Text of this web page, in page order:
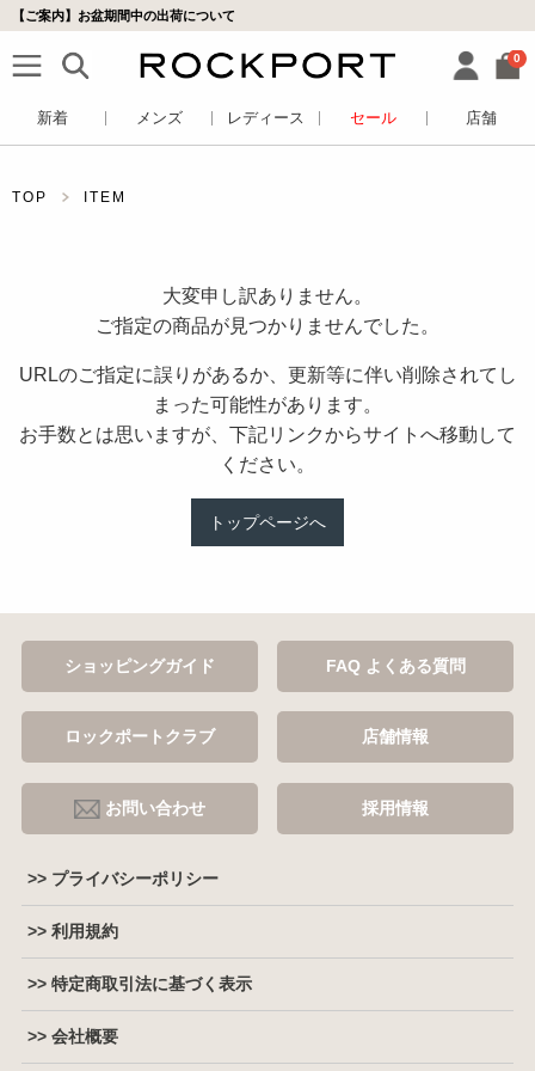
【ご案内】お盆期間中の出荷について
0
新着 メンズ レディース セール 店舗
TOP ITEM
大変申し訳ありません。
ご指定の商品が見つかりませんでした。
URLのご指定に誤りがあるか、更新等に伴い削除されてし
まった可能性があります。
お手数とは思いますが、下記リンクからサイトへ移動して
ください。
トップページへ
ショッピングガイド FAQ よくある質問
ロックポートクラブ 店舗情報
お問い合わせ 採用情報
>> プライバシーポリシー
>> 利用規約
>> 特定商取引法に基づく表示
>> 会社概要